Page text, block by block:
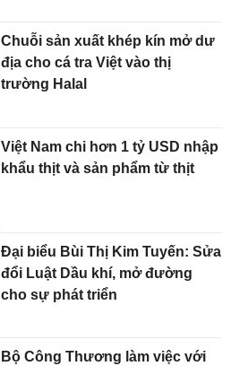
Chuỗi sản xuất khép kín mở dư
địa cho cá tra Việt vào thị
trường Halal
Việt Nam chi hơn 1 tỷ USD nhập
khẩu thịt và sản phẩm từ thịt
Đại biểu Bùi Thị Kim Tuyến: Sửa
đổi Luật Dầu khí, mở đường
cho sự phát triển
Bộ Công Thương làm việc với